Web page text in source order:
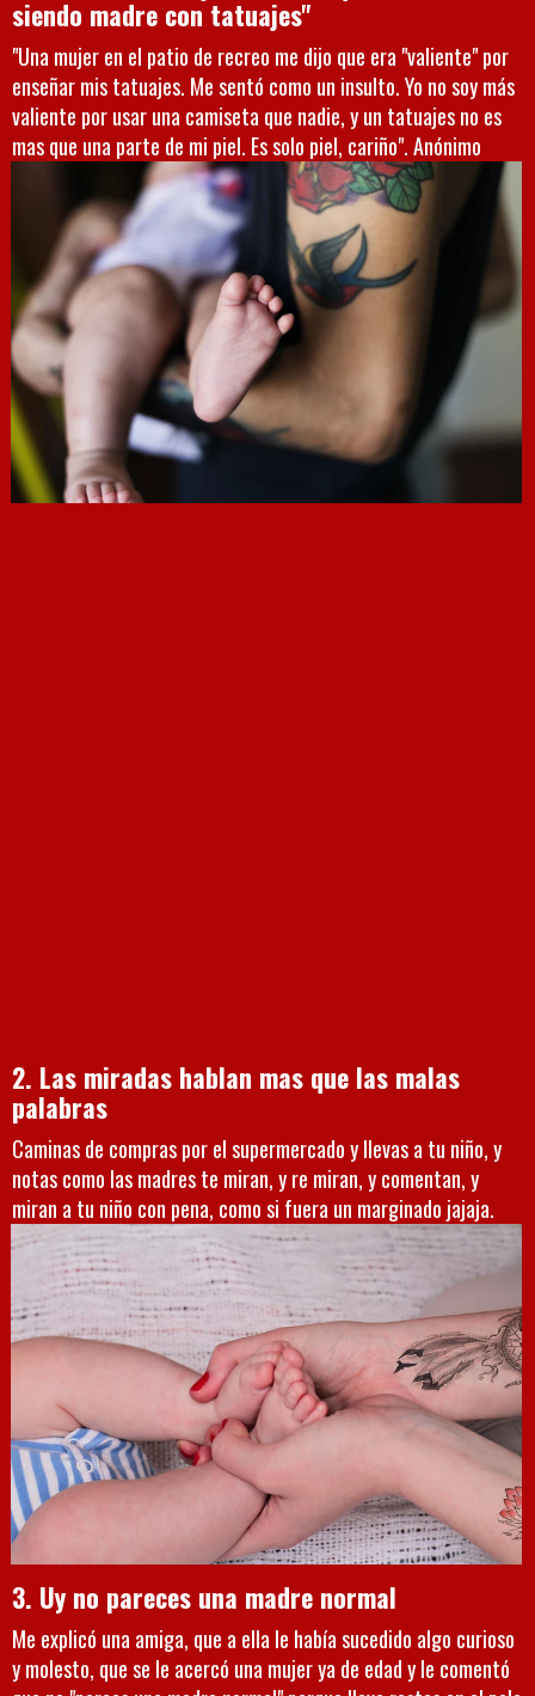
siendo madre con tatuajes"
"Una mujer en el patio de recreo me dijo que era "valiente" por
enseñar mis tatuajes. Me sentó como un insulto. Yo no soy más
valiente por usar una camiseta que nadie, y un tatuajes no es
mas que una parte de mi piel. Es solo piel, cariño". Anónimo
2. Las miradas hablan mas que las malas
palabras
Caminas de compras por el supermercado y llevas a tu niño, y
notas como las madres te miran, y re miran, y comentan, y
miran a tu niño con pena, como si fuera un marginado jajaja.
3. Uy no pareces una madre normal
Me explicó una amiga, que a ella le había sucedido algo curioso
y molesto, que se le acercó una mujer ya de edad y le comentó